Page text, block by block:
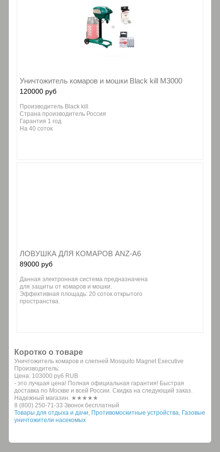
Уничтожитель комаров и мошки Black kill М3000
120000 руб
Производитель Black kill
Страна производитель Россия
Гарантия 1 год
На 40 соток
ЛОВУШКА ДЛЯ КОМАРОВ ANZ-A6
89000 руб
Данная электронная система предназначена
для защиты от комаров и мошки.
Эффективная площадь: 20 соток открытого
пространства.
Коротко о товаре
Уничтожитель комаров и слепней Mosquito Magnet Executive
Производитель:
Цена: 103000 руб RUB
- это лучшая цена! Полная официальная гарантия! Быстрая
доставка по Москве и всей России. Скидка на следующий заказ.
Надежный магазин. ★★★★★
8 (800) 250-71-33 Звонок бесплатный
Товары для отдыха и дачи, Противомоскитные устройства, Газовые
уничтожители насекомых